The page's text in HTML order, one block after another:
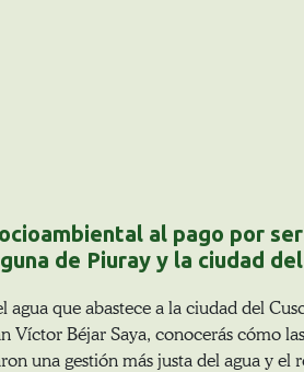
al pago por
de Piuray y la ciudad
agua que abastece a la ciudad del
Víctor Béjar Saya, conocerás cómo
una gestión más justa del agua y el